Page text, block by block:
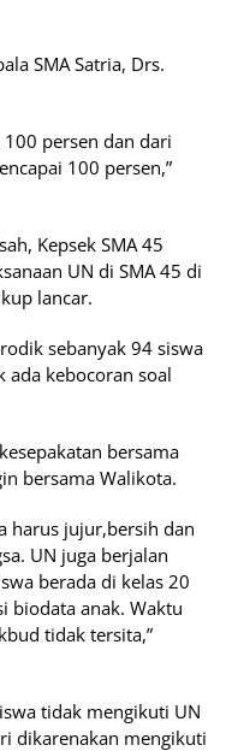
SMA Satria, Drs.
100 persen dan dari
100 persen,”
Kepsek SMA 45
UN di SMA 45 di
lancar.
sebanyak 94 siswa
ada kebocoran soal
bersama
bersama Walikota.
harus jujur,bersih dan
UN juga berjalan
berada di kelas 20
biodata anak. Waktu
tidak tersita,”
tidak mengikuti UN
dikarenakan mengikuti